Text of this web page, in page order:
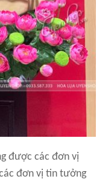
được các đơn vị
đơn vị tin tưởng